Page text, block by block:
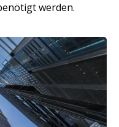
werden.